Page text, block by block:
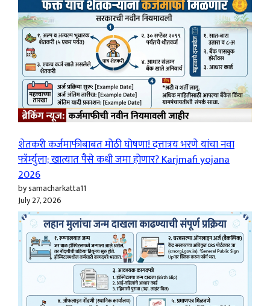
शेतकरी कर्जमाफीबाबत मोठी घोषणा! दत्तात्रय भरणे यांचा नवा
फॉर्म्युला; खात्यात पैसे कधी जमा होणार? Karjmafi yojana
2026
by samacharkatta11
July 27, 2026